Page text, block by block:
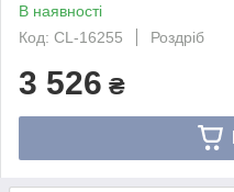
В наявності
Код: CL-16255
Роздріб
3 526 ₴